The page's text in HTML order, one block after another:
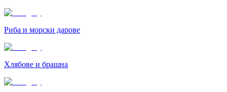
Риба и морски дарове
Хлябове и брашна